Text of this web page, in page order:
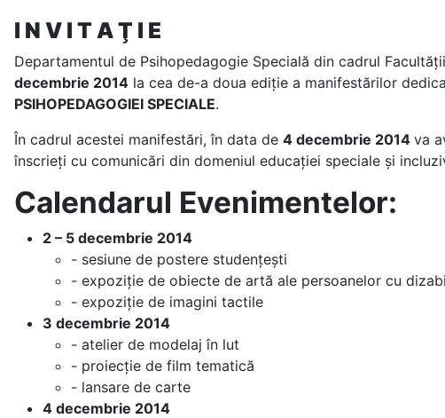
I N V I T A Ţ I E
Departamentul de Psihopedagogie Specială din cadrul
decembrie 2014 la cea de-a doua ediție a manifestărilor
PSIHOPEDAGOGIEI SPECIALE.
În cadrul acestei manifestări, în data de 4 decembrie 2014 va
înscrieți cu comunicări din domeniul educației speciale și
Calendarul Evenimentelor:
2 – 5 decembrie 2014
- sesiune de postere studențești
- expoziție de obiecte de artă ale persoanelor cu
- expoziție de imagini tactile
3 decembrie 2014
- atelier de modelaj în lut
- proiecție de film tematică
- lansare de carte
4 decembrie 2014